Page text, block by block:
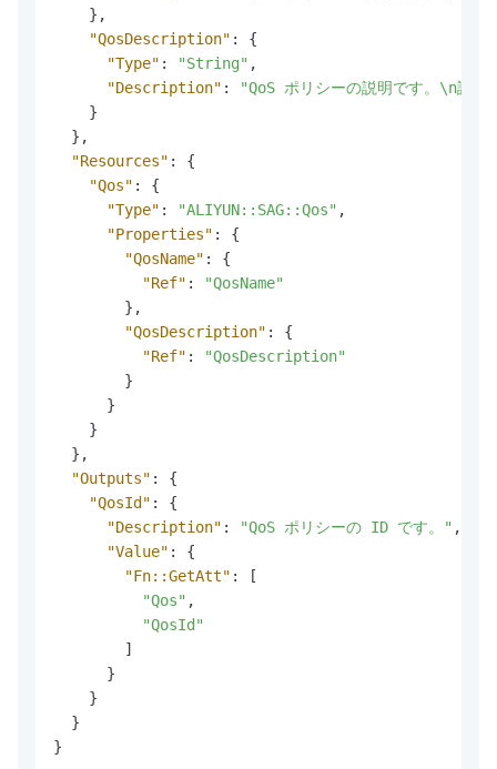
} ,
"QosDescription" :
{
"Type" : "String" ,
"Description" :
"QoS ポリシーの説明です。\n説明
}
} ,
"Resources" :
{
"Qos" :
{
"Type" : "ALIYUN::SAG::Qos" ,
"Properties" :
{
"QosName" :
{
"Ref" :
"QosName"
} ,
"QosDescription" :
{
"Ref" :
"QosDescription"
}
}
}
} ,
"Outputs" :
{
"QosId" :
{
"Description" : "QoS ポリシーの ID です。" ,
"Value" :
{
"Fn::GetAtt" :
[
"Qos" ,
"QosId"
]
}
}
}
}